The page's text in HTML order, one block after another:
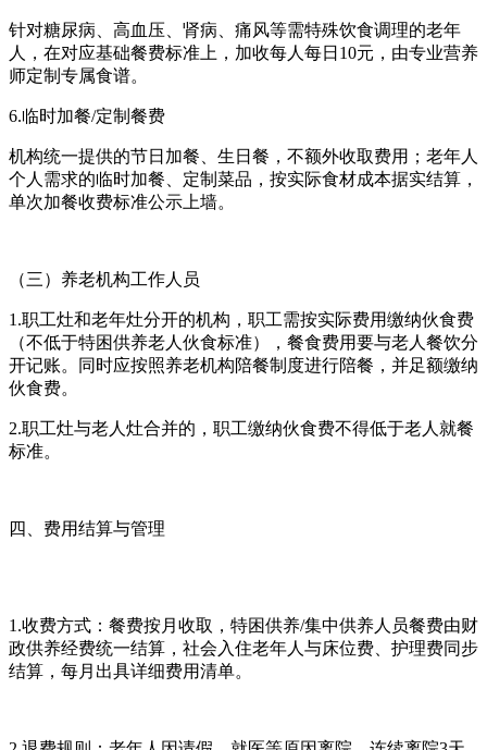
针对糖尿病、高血压、肾病、痛风等需特殊饮食调理的老年
人，在对应基础餐费标准上，加收每人每日10元，由专业营养
师定制专属食谱。
6.临时加餐/定制餐费
机构统一提供的节日加餐、生日餐，不额外收取费用；老年人
个人需求的临时加餐、定制菜品，按实际食材成本据实结算，
单次加餐收费标准公示上墙。
（三）养老机构工作人员
1.职工灶和老年灶分开的机构，职工需按实际费用缴纳伙食费
（不低于特困供养老人伙食标准），餐食费用要与老人餐饮分
开记账。同时应按照养老机构陪餐制度进行陪餐，并足额缴纳
伙食费。
2.职工灶与老人灶合并的，职工缴纳伙食费不得低于老人就餐
标准。
四、费用结算与管理
1.收费方式：餐费按月收取，特困供养/集中供养人员餐费由财
政供养经费统一结算，社会入住老年人与床位费、护理费同步
结算，每月出具详细费用清单。